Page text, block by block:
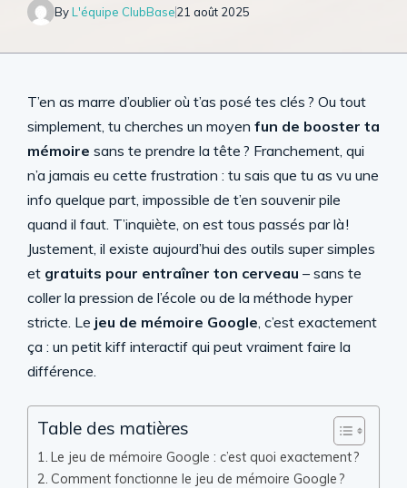
ByL'équipe ClubBase21 août 2025
T’en as marre d’oublier où t’as posé tes clés ? Ou tout
simplement, tu cherches un moyen fun de booster ta
mémoire sans te prendre la tête ? Franchement, qui
n’a jamais eu cette frustration : tu sais que tu as vu une
info quelque part, impossible de t’en souvenir pile
quand il faut. T’inquiète, on est tous passés par là !
Justement, il existe aujourd’hui des outils super simples
et gratuits pour entraîner ton cerveau – sans te
coller la pression de l’école ou de la méthode hyper
stricte. Le jeu de mémoire Google, c’est exactement
ça : un petit kiff interactif qui peut vraiment faire la
différence.
Table des matières
Le jeu de mémoire Google : c’est quoi exactement ?
Comment fonctionne le jeu de mémoire Google ?